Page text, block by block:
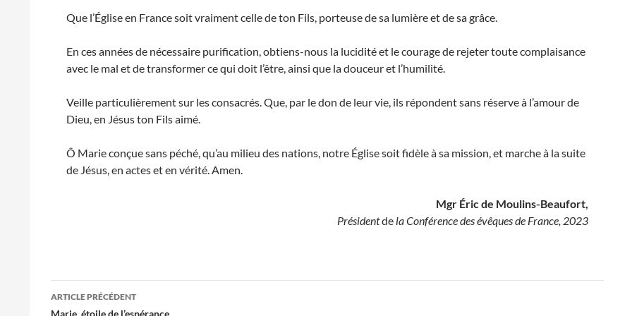
Que l’Église en France soit vraiment celle de ton Fils, porteuse de sa lumière et de sa grâce.
En ces années de nécessaire purification, obtiens-nous la lucidité et le courage de rejeter toute complaisance
avec le mal et de transformer ce qui doit l’être, ainsi que la douceur et l’humilité.
Veille particulièrement sur les consacrés. Que, par le don de leur vie, ils répondent sans réserve à l’amour de
Dieu, en Jésus ton Fils aimé.
Ô Marie conçue sans péché, qu’au milieu des nations, notre Église soit fidèle à sa mission, et marche à la suite
de Jésus, en actes et en vérité. Amen.
Mgr Éric de Moulins-Beaufort,
Présidentde la Conférence des évêques de France, 2023
Navigation
ARTICLE PRÉCÉDENT
Marie, étoile de l’espérance